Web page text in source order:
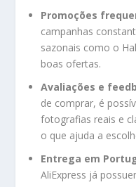
Promoções
campanhas
sazonais como o
boas ofertas.
Avaliações e
de comprar, é
fotografias reais e
o que ajuda a
Entrega em
AliExpress já